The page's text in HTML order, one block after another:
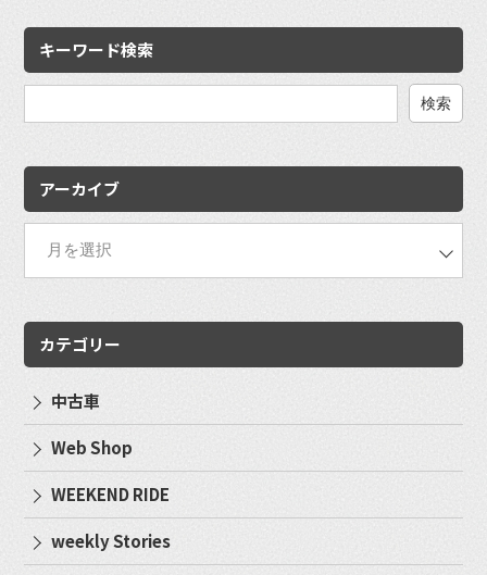
キーワード検索
アーカイブ
カテゴリー
中古車
Web Shop
WEEKEND RIDE
weekly Stories